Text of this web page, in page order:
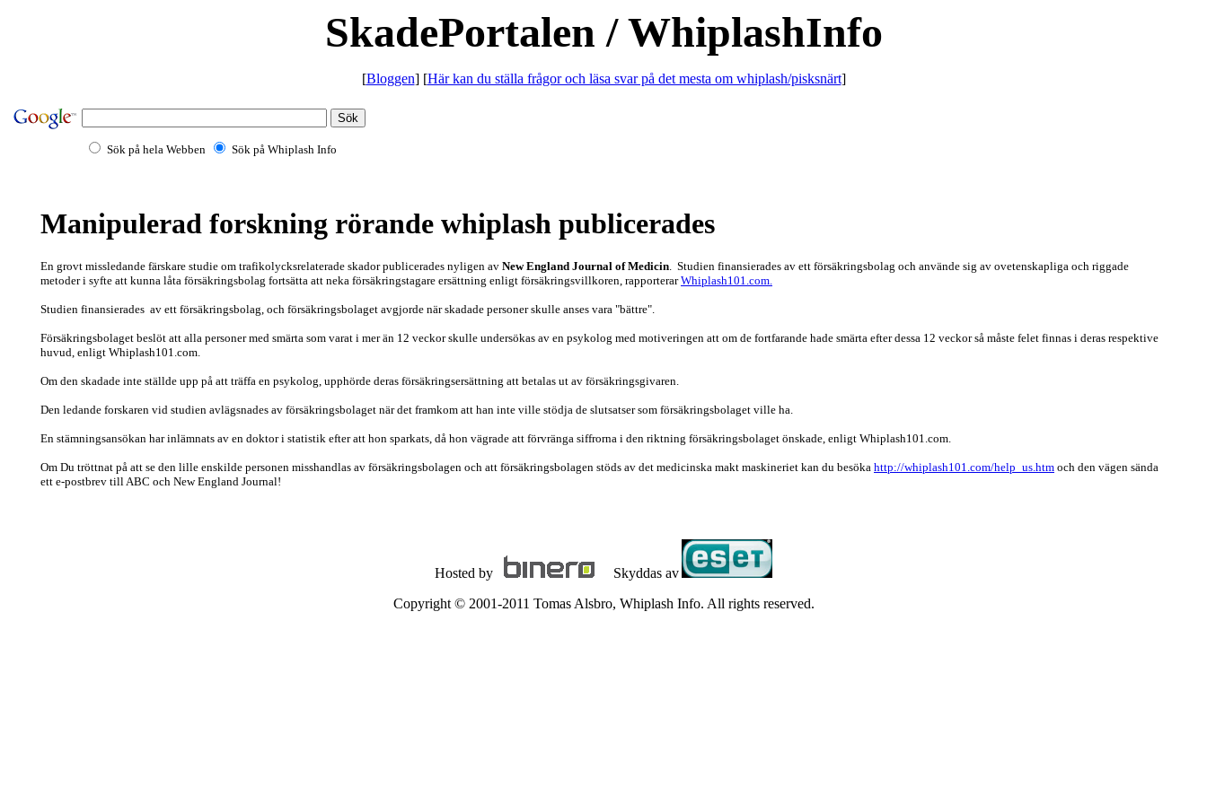
SkadePortalen / WhiplashInfo
[Bloggen] [Här kan du ställa frågor och läsa svar på det mesta om whiplash/pisksnärt]
Sök på hela Webben Sök på Whiplash Info
Manipulerad forskning rörande whiplash publicerades
En grovt missledande färskare studie om trafikolycksrelaterade skador publicerades nyligen av New England Journal of Medicin. Studien finansierades av ett försäkringsbolag och använde sig av ovetenskapliga och riggade
metoder i syfte att kunna låta försäkringsbolag fortsätta att neka försäkringstagare ersättning enligt försäkringsvillkoren, rapporterarWhiplash101.com.
Studien finansierades av ett försäkringsbolag, och försäkringsbolaget avgjorde när skadade personer skulle anses vara "bättre".
Försäkringsbolaget beslöt att alla personer med smärta som varat i mer än 12 veckor skulle undersökas av en psykolog med motiveringen att om de fortfarande hade smärta efter dessa 12 veckor så måste felet finnas i deras respektive
huvud, enligt Whiplash101.com.
Om den skadade inte ställde upp på att träffa en psykolog, upphörde deras försäkringsersättning att betalas ut av försäkringsgivaren.
Den ledande forskaren vid studien avlägsnades av försäkringsbolaget när det framkom att han inte ville stödja de slutsatser som försäkringsbolaget ville ha.
En stämningsansökan har inlämnats av en doktor i statistik efter att hon sparkats, då hon vägrade att förvränga siffrorna i den riktning försäkringsbolaget önskade, enligt Whiplash101.com.
Om Du tröttnat på att se den lille enskilde personen misshandlas av försäkringsbolagen och att försäkringsbolagen stöds av det medicinska makt maskineriet kan du besöka http://whiplash101.com/help_us.htm och den vägen sända
ett e-postbrev till ABC och New England Journal!
Hosted by
Skyddas av
Copyright © 2001-2011 Tomas Alsbro, Whiplash Info. All rights reserved.